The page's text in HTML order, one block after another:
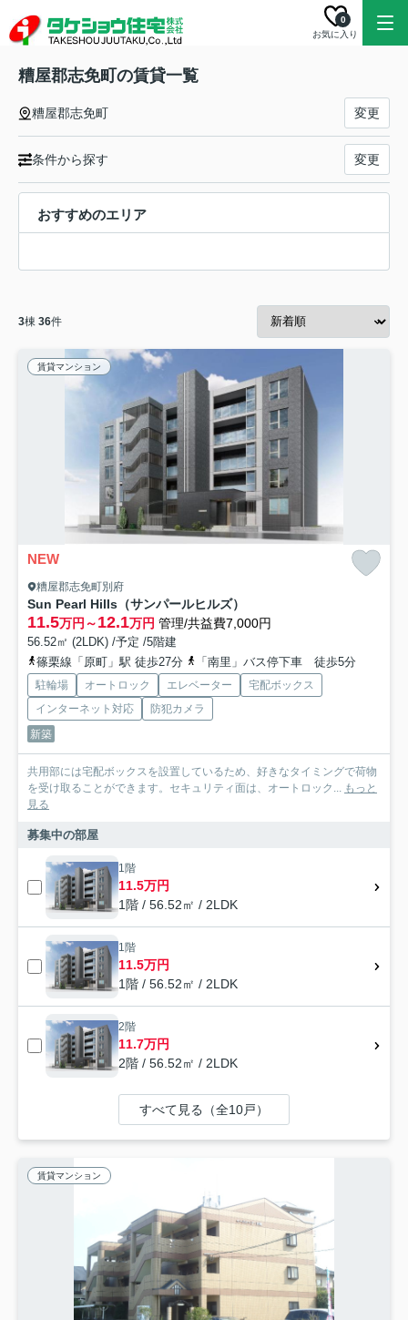
お気に入り
0
糟屋郡志免町の賃貸一覧
糟屋郡志免町 変更
条件から探す 変更
おすすめのエリア
3棟 36件
賃貸マンション
NEW
糟屋郡志免町別府
Sun Pearl Hills（サンパールヒルズ）
11.5万円～12.1万円 管理/共益費7,000円
56.52㎡ (2LDK) /予定 /5階建
篠栗線「原町」駅 徒歩27分
「南里」バス停下車 徒歩5分
駐輪場 オートロック エレベーター
宅配ボックス
インターネット対応
防犯カメラ
新築
共用部には宅配ボックスを設置しているため、好きなタイミングで荷物
を受け取ることができます。セキュリティ面は、オートロック... もっと
見る
募集中の部屋
1階
11.5万円
1階 / 56.52㎡ / 2LDK
1階
11.5万円
1階 / 56.52㎡ / 2LDK
2階
11.7万円
2階 / 56.52㎡ / 2LDK
すべて見る（全10戸）
賃貸マンション